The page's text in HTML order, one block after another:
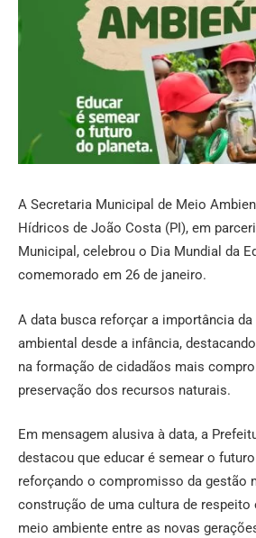
A Secretaria Municipal de Meio
Hídricos de João Costa (PI), em
Municipal, celebrou o Dia Mundial da
comemorado em 26 de janeiro.
A data busca reforçar a importância
ambiental desde a infância,
na formação de cidadãos mais
preservação dos recursos naturais.
Em mensagem alusiva à data, a
destacou que educar é semear o
reforçando o compromisso da gestão
construção de uma cultura de respeito
meio ambiente entre as novas